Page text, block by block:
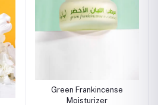
Green Frankincense
Moisturizer